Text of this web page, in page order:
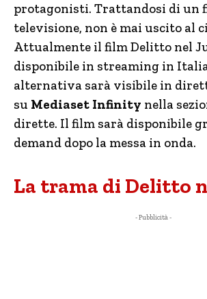
protagonisti. Trattandosi di un
televisione, non è mai uscito al
Attualmente il film Delitto nel
disponibile in streaming in
alternativa sarà visibile in
su Mediaset Infinity nella
dirette. Il film sarà disponibile
demand dopo la messa in onda.
La trama di Delitto
- Pubblicità -